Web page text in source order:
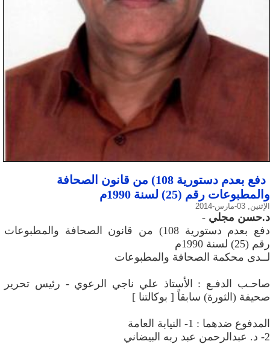
دفع بعدم دستورية 108) من قانون الصحافة
والمطبوعات رقم (25) لسنة 1990م
الإثنين, 03-مارس-2014
د.حسن مجلي -
دفع بعدم دستورية 108) من قانون الصحافة والمطبوعات
رقم (25) لسنة 1990م
لــدى محكمة الصحافة والمطبوعات
صاحـب الدفـع : الأستاذ علي ناجي الرعوي - رئيس تحرير
صحيفة (الثورة) سابقاً [ بوكالتنا ]
المدفوع ضدهما : 1- النيابة العامة
2- د. عبدالرحمن عبد ربه البيضاني